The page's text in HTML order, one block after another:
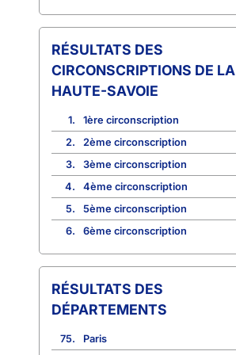
CIRCONSCRIPTIONS DE LA
HAUTE-SAVOIE
1.
1ère circonscription
2.
2ème circonscription
3.
3ème circonscription
4.
4ème circonscription
5.
5ème circonscription
6.
6ème circonscription
RÉSULTATS DES
DÉPARTEMENTS
75.
Paris